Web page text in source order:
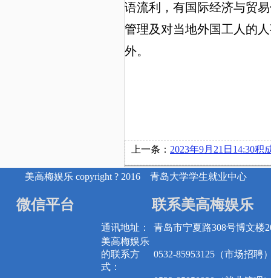
语流利，有国际经济与贸
管理及对当地外国工人的
外。
上一条： 2023年9月21日14:30积成电子股份有限公司在博
美高梅娱乐 copyright ? 2016 青岛大学学生就业中心
微信平台 联系美高梅娱乐
通讯地址：
青岛市宁夏路308号博文楼
美高梅娱乐
的联系方
式：
0532-85953125（市场招聘